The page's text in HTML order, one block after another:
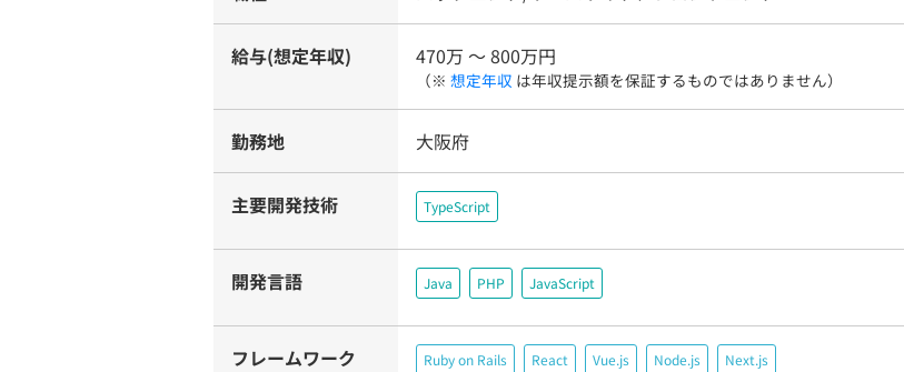
給与(想定年収) 470万 〜 800万円
（※ 想定年収 は年収提示額を保証するものではありません）
勤務地 大阪府
主要開発技術 TypeScript
開発言語 Java PHP JavaScript
フレームワーク Ruby on Rails React Vue.js Node.js Next.js